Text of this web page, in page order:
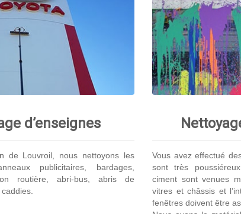
d’enseignes
de Louvroil, nous nettoyons les
publicitaires, bardages,
routière, abri-bus, abris de
Vous avez effectué
sont très
ciment sont venues
vitres et châssis et
fenêtres doivent être